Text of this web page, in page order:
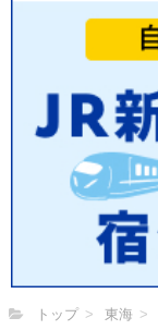
トップ 東海